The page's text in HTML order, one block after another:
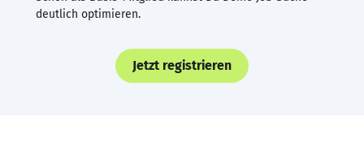
deutlich optimieren.
Jetzt registrieren